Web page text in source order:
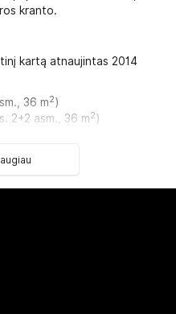
kranto.
kartą atnaujintas 2014
36 m2)
2+2 asm., 36 m2)
(maks. 4+1 asm., 50 m